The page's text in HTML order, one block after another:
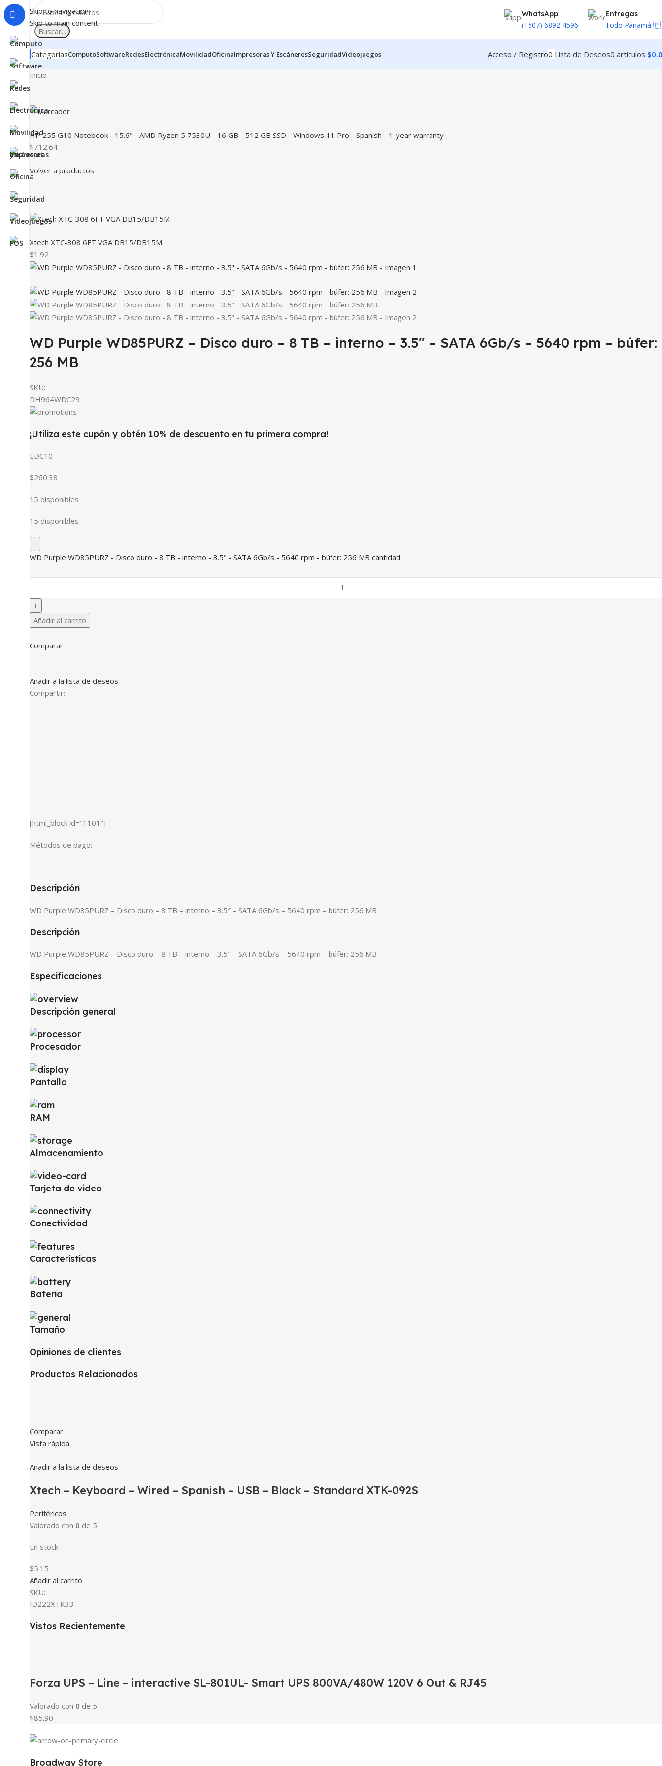
Skip to navigation
Skip to main content
Buscar...
WhatsApp
(+507) 6892-4596
Entregas
Todo Panamá
CategoríasComputoSoftwareRedesElectrónicaMovilidadOficinaImpresoras Y EscáneresSeguridadVideojuegos Acceso / Registro0 Lista de Deseos0 artículos $
Inicio
HP 255 G10 Notebook - 15.6" - AMD Ryzen 5 7530U - 16 GB - 512 GB SSD - Windows 11 Pro - Spanish - 1-year warranty
$712.64
Volver a productos
Xtech XTC-308 6FT VGA DB15/DB15M
$1.92
WD Purple WD85PURZ – Disco duro – 8 TB – interno – 3.5″ – SATA 6Gb/s – 5640 rpm – búfer:
256 MB
SKU:
DH964WDC29
¡Utiliza este cupón y obtén 10% de descuento en tu primera compra!
EDC10
$260.38
15 disponibles
15 disponibles
WD Purple WD85PURZ - Disco duro - 8 TB - interno - 3.5" - SATA 6Gb/s - 5640 rpm - búfer: 256 MB cantidad
Añadir al carrito
Comparar
Añadir a la lista de deseos
Compartir:
[html_block id="1101"]
Métodos de pago:
Descripción
WD Purple WD85PURZ – Disco duro – 8 TB – interno – 3.5″ – SATA 6Gb/s – 5640 rpm – búfer: 256 MB
Descripción
WD Purple WD85PURZ – Disco duro – 8 TB – interno – 3.5″ – SATA 6Gb/s – 5640 rpm – búfer: 256 MB
Especificaciones
Descripción general
Procesador
Pantalla
RAM
Almacenamiento
Tarjeta de video
Conectividad
Características
Batería
Tamaño
Opiniones de clientes
Productos Relacionados
Comparar
Vista rápida
Añadir a la lista de deseos
Xtech – Keyboard – Wired – Spanish – USB – Black – Standard XTK-092S
Periféricos
Valorado con 0 de 5
En stock
$5.15
Añadir al carrito
SKU:
ID222XTK33
Vistos Recientemente
Forza UPS – Line – interactive SL-801UL- Smart UPS 800VA/480W 120V 6 Out & RJ45
Valorado con 0 de 5
$85.90
Broadway Store